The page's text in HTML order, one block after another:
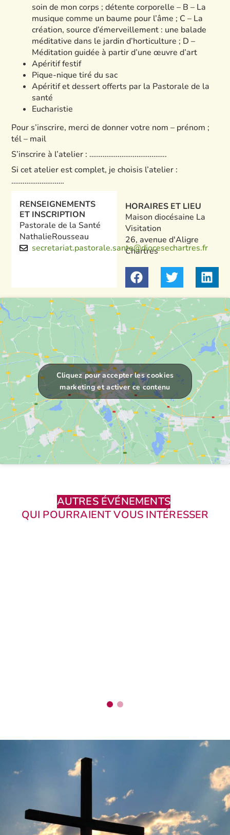
soin de mon corps ; détente corporelle – B – La
musique comme un baume pour l’âme ; C – La
création, source d’émerveillement : une balade
méditative dans le jardin d’horticulture ; D –
Méditation guidée à partir d’une œuvre d’art
Apéritif festif
Pique-nique tiré du sac
Apéritif et dessert offerts par la Pastorale de la
santé
Eucharistie
Pour s’inscrire, merci de donner votre nom – prénom ;
tél – mail
S’inscrire à l’atelier : …………………………………..
Si cet atelier est complet, je choisis l’atelier :
……………………….
HORAIRES ET LIEU
Maison diocésaine La
Visitation
26, avenue d'Aligre
Chartres
RENSEIGNEMENTS
ET INSCRIPTION
Pastorale de la Santé
NathalieRousseau
secretariat.pastorale.sante@diocesechartres.fr
Cliquez pour accepter les cookies
marketing et activer ce contenu
AUTRES ÉVÉNEMENTS
QUI POURRAIENT VOUS INTÉRESSER